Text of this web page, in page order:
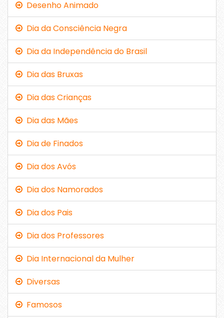
Desenho Animado
Dia da Consciência Negra
Dia da Independência do Brasil
Dia das Bruxas
Dia das Crianças
Dia das Mães
Dia de Finados
Dia dos Avós
Dia dos Namorados
Dia dos Pais
Dia dos Professores
Dia Internacional da Mulher
Diversas
Famosos